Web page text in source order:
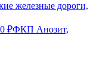
железные дороги,
₽ФКП Анозит,